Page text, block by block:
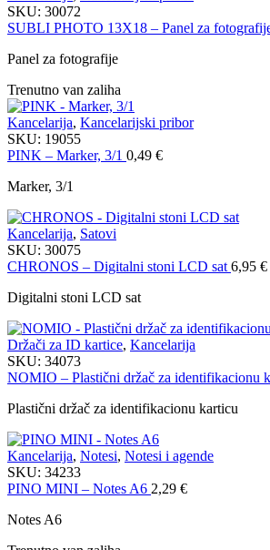
SKU: 30072
SUBLI PHOTO 13X18 – Panel za
Panel za fotografije
Trenutno van zaliha
Kancelarija, Kancelarijski pribor
SKU: 19055
PINK – Marker, 3/1 0,49 €
Marker, 3/1
Kancelarija, Satovi
SKU: 30075
CHRONOS – Digitalni stoni LCD sat 6,95 €
Digitalni stoni LCD sat
Držači za ID kartice, Kancelarija
SKU: 34073
NOMIO – Plastični držač za identifikacionu
Plastični držač za identifikacionu karticu
Kancelarija, Notesi, Notesi i agende
SKU: 34233
PINO MINI – Notes A6 2,29 €
Notes A6